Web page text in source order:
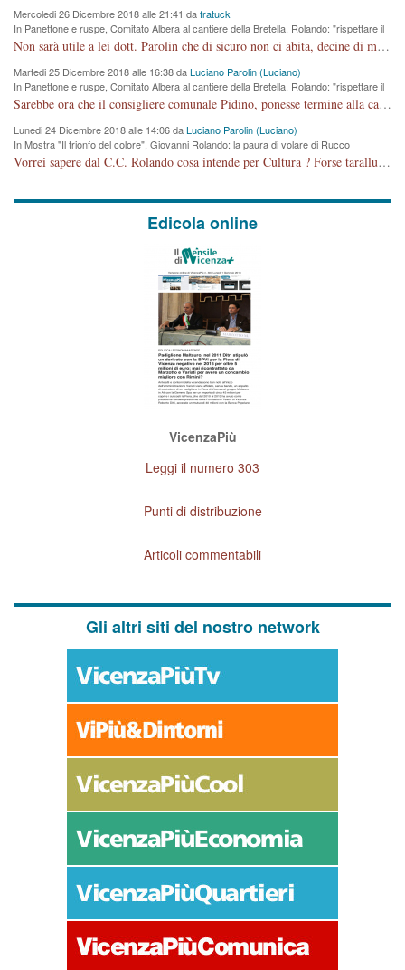
Mercoledi 26 Dicembre 2018 alle 21:41 dafratuck
In Panettone e ruspe, Comitato Albera al cantiere della Bretella. Rolando: "rispettare il
cronoprogramma"
Non sarà utile a lei dott. Parolin che di sicuro non ci abita, decine di migliaia di TIR, automobili e padroncini che passano quotidianamente per una strada appena rotabile, non è più possibile stendere i panni, attraversare la strada senza rischiare la morte, le case stanno crepando, i tempi sono cambiati e la bretella non passerà assolutamente per maddalene (ma cosa sta a dire?!), dia invece responsabilità a chi ha costruito tagliando la strada che doveva invece terminare a isola vicentina e non al moracchino lasciando Motta di Costabissara ancora in panne di traffico. I tempi sono cambiati dottore e se l'anagrafe della vita stagna nell'essere umano impressioni conservatrici, la società non le considera perchè va avanti, si industrializza e ha bisogno di infrastrutture e di sviluppo. Ultima considerazione, se è geloso di Rolando perchè vede in lui solo campagne politiche mentre si difendono i SOLI diritti dei cittadini, la preghiamo faccia considerazioni più appropriate. Saluti e complimenti per i suoi scritti.
Martedi 25 Dicembre 2018 alle 16:38 daLuciano Parolin (Luciano)
In Panettone e ruspe, Comitato Albera al cantiere della Bretella. Rolando: "rispettare il
cronoprogramma"
Sarebbe ora che il consigliere comunale Pidino, ponesse termine alla campagna elettorale nel territorio del suo seggio Villaggio del Sole. La tiraca è iniziata, distruggerà 6 km di prateria ovest della città, ricca di fonti e sorgenti d'acqua. I cittadini di Maddalene non avranno più Pace la notte. Molta colpa per la costruzione di questa Strada è proprio del signor Rolando,dei suoi gazebo mobili e che vuol far passare questa opera VANDALICA come progetto "utile" a chi ? Non è cosa seria sig. Rolando!
Lunedi 24 Dicembre 2018 alle 14:06 daLuciano Parolin (Luciano)
In Mostra "Il trionfo del colore", Giovanni Rolando: la paura di volare di Rucco
Vorrei sapere dal C.C. Rolando cosa intende per Cultura ? Forse tarallucci, vino e sagre, o spaghetti tricolori del PD ? Il continuo (s)parlare della mostra a Palazzo Chiericati caro consigliere DANNEGGIA FORTEMENTE l'immagine della città TUTTA e fa deviare i consensi che in RUSSIA (badi bene ex U.R.S.S.) sono ECCELLENTI. A livello artistico l'evento è di alta Valenza culturale, COMPITO di Tutta la Cittadinanza fare il possibile per propagandare l'iniziativa senza farne UN CASO PARTITICO come fa Lei da sempre. Meno Gazebo + Partecipazione! E così sia. Amen.
Edicola online
VicenzaPiù
Leggi il numero 303
Punti di distribuzione
Articoli commentabili
Gli altri siti del nostro network